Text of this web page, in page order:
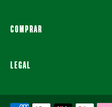
COMPRAR
LEGAL